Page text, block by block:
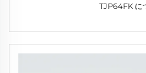
TJP64FK に